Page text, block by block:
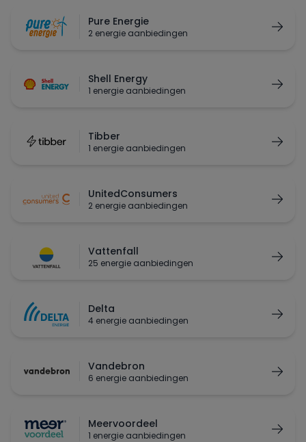
Pure Energie
2 energie aanbiedingen
Shell Energy
1 energie aanbiedingen
Tibber
1 energie aanbiedingen
UnitedConsumers
2 energie aanbiedingen
Vattenfall
25 energie aanbiedingen
Delta
4 energie aanbiedingen
Vandebron
6 energie aanbiedingen
Meervoordeel
1 energie aanbiedingen